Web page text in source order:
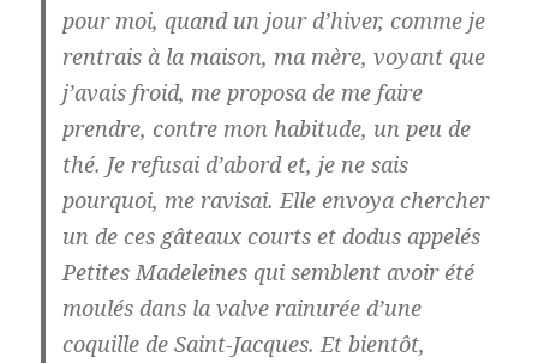
pour moi, quand un jour d’hiver, comme je
rentrais à la maison, ma mère, voyant que
j’avais froid, me proposa de me faire
prendre, contre mon habitude, un peu de
thé. Je refusai d’abord et, je ne sais
pourquoi, me ravisai. Elle envoya chercher
un de ces gâteaux courts et dodus appelés
Petites Madeleines qui semblent avoir été
moulés dans la valve rainurée d’une
coquille de Saint-Jacques. Et bientôt,